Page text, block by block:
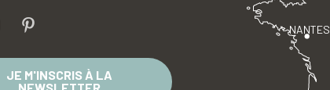
JE M'INSCRIS À LA
NANTES